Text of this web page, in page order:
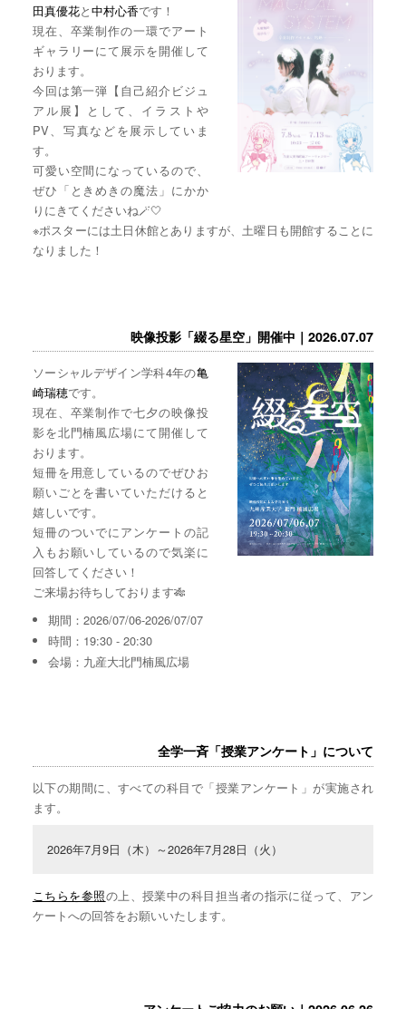
田真優花と中村心香です！
現在、卒業制作の一環でアート
ギャラリーにて展示を開催して
おります。
今回は第一弾【自己紹介ビジュ
アル展】として、イラストや
PV、写真などを展示していま
す。
可愛い空間になっているので、
ぜひ「ときめきの魔法」にかか
りにきてくださいね🪄🤍
※ポスターには土日休館とありますが、土曜日も開館することに
なりました！
映像投影「綴る星空」開催中｜2026.07.07
ソーシャルデザイン学科4年の亀
崎瑞穂です。
現在、卒業制作で七夕の映像投
影を北門楠風広場にて開催して
おります。
短冊を用意しているのでぜひお
願いごとを書いていただけると
嬉しいです。
短冊のついでにアンケートの記
入もお願いしているので気楽に
回答してください！
ご来場お待ちしております🎋
期間：2026/07/06-2026/07/07
時間：19:30 - 20:30
会場：九産大北門楠風広場
全学一斉「授業アンケート」について
以下の期間に、すべての科目で「授業アンケート」が実施され
ます。
2026年7月9日（木）～2026年7月28日（火）
こちらを参照の上、授業中の科目担当者の指示に従って、アン
ケートへの回答をお願いいたします。